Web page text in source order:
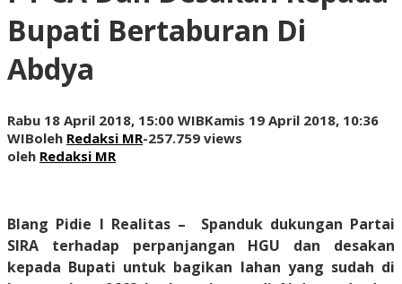
Bupati Bertaburan Di
Abdya
Rabu 18 April 2018, 15:00 WIBKamis 19 April 2018, 10:36
WIBoleh Redaksi MR-257.759 views
oleh Redaksi MR
Blang Pidie I Realitas– Spanduk dukungan Partai
SIRA terhadap perpanjangan HGU dan desakan
kepada Bupati untuk bagikan lahan yang sudah di